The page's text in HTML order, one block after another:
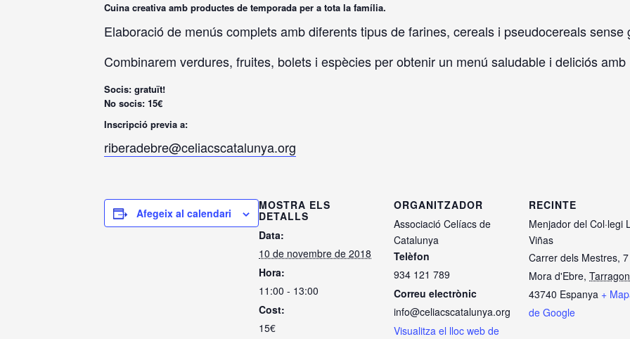
Cuina creativa amb productes de temporada per a tota la família.
Elaboració de menús complets amb diferents tipus de farines, cereals i pseudocereals sense
Combinarem verdures, fruites, bolets i espècies per obtenir un menú saludable i deliciós amb
Socis: gratuït!
No socis: 15€
Inscripció previa a:
riberadebre@celiacscatalunya.org
Afegeix al calendari
MOSTRA ELS
DETALLS
Data:
10 de novembre de 2018
Hora:
11:00 - 13:00
Cost:
15€
ORGANITZADOR
Associació Celíacs de
Catalunya
Telèfon
934 121 789
Correu electrònic
info@celiacscatalunya.org
Visualitza el lloc web de
RECINTE
Menjador del Col·legi
Viñas
Carrer dels Mestres, 7
Mora d'Ebre,
43740 Espanya +
de Google